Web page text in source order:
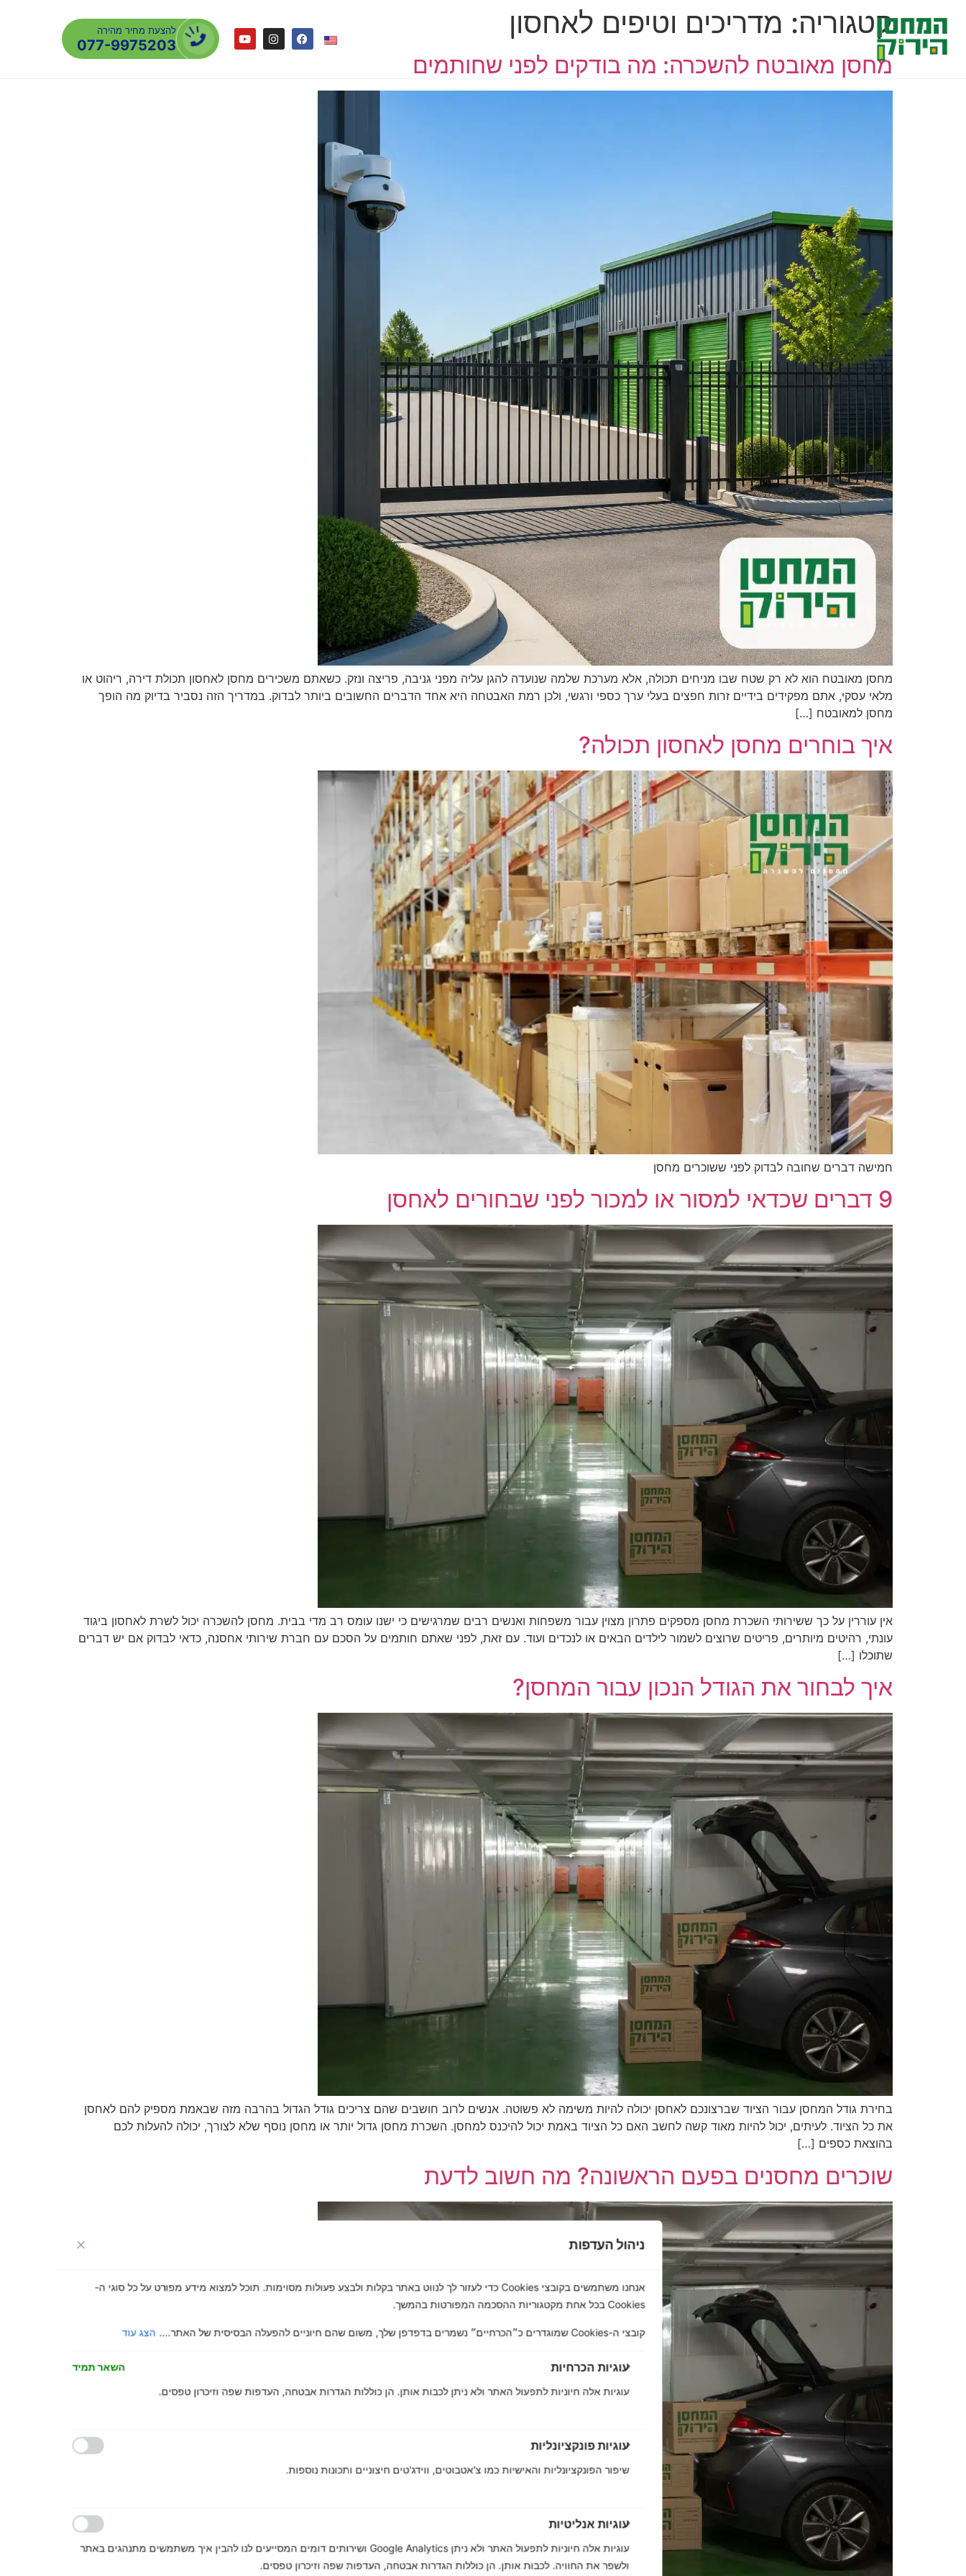
ניהול העדפות
אנחנו משתמשים בקובצי Cookies כדי לעזור לך לנווט באתר בקלות ולבצע פעולות מסוימות. תוכל למצוא מידע מפורט על כל סוגי ה-
Cookies בכל אחת מקטגוריות ההסכמה המפורטות בהמשך.
קובצי ה-Cookies שמוגדרים כ״הכרחיים״ נשמרים בדפדפן שלך, משום שהם חיוניים להפעלה הבסיסית של האתר.... הצג עוד
עוגיות הכרחיות
השאר תמיד
עוגיות אלה חיוניות לתפעול האתר ולא ניתן לכבות אותן. הן כוללות הגדרות אבטחה, העדפות שפה וזיכרון טפסים.
עוגיות פונקציונליות
שיפור הפונקציונליות והאישיות כמו צ'אטבוטים, ווידג'טים חיצוניים ותכונות נוספות.
עוגיות אנליטיות
עוגיות אלה חיוניות לתפעול האתר ולא ניתן Google Analytics ושירותים דומים המסייעים לנו להבין איך משתמשים מתנהגים באתר
ולשפר את החוויה. לכבות אותן. הן כוללות הגדרות אבטחה, העדפות שפה וזיכרון טפסים.
מחסנים להשכרה מוצרי אריזה מחירון
להצעת מחיר מהירה
077-9975203
קטגוריה: מדריכים וטיפים לאחסון
מחסן מאובטח להשכרה: מה בודקים לפני שחותמים
מחסן מאובטח הוא לא רק שטח שבו מניחים תכולה, אלא מערכת שלמה שנועדה להגן עליה מפני גניבה, פריצה ונזק. כשאתם משכירים מחסן לאחסון תכולת דירה, ריהוט או
מלאי עסקי, אתם מפקידים בידיים זרות חפצים בעלי ערך כספי ורגשי, ולכן רמת האבטחה היא אחד הדברים החשובים ביותר לבדוק. במדריך הזה נסביר בדיוק מה הופך
מחסן למאובטח […]
איך בוחרים מחסן לאחסון תכולה?
חמישה דברים שחובה לבדוק לפני ששוכרים מחסן
9 דברים שכדאי למסור או למכור לפני שבחורים לאחסן
אין עוררין על כך ששירותי השכרת מחסן מספקים פתרון מצוין עבור משפחות ואנשים רבים שמרגישים כי ישנו עומס רב מדי בבית. מחסן להשכרה יכול לשרת לאחסון ביגוד
עונתי, רהיטים מיותרים, פריטים שרוצים לשמור לילדים הבאים או לנכדים ועוד. עם זאת, לפני שאתם חותמים על הסכם עם חברת שירותי אחסנה, כדאי לבדוק אם יש דברים
שתוכלו […]
איך לבחור את הגודל הנכון עבור המחסן?
בחירת גודל המחסן עבור הציוד שברצונכם לאחסן יכולה להיות משימה לא פשוטה. אנשים לרוב חושבים שהם צריכים גודל הגדול בהרבה מזה שבאמת מספיק להם לאחסן
את כל הציוד. לעיתים, יכול להיות מאוד קשה לחשב האם כל הציוד באמת יכול להיכנס למחסן. השכרת מחסן גדול יותר או מחסן נוסף שלא לצורך, יכולה להעלות לכם
בהוצאת כספים […]
שוכרים מחסנים בפעם הראשונה? מה חשוב לדעת